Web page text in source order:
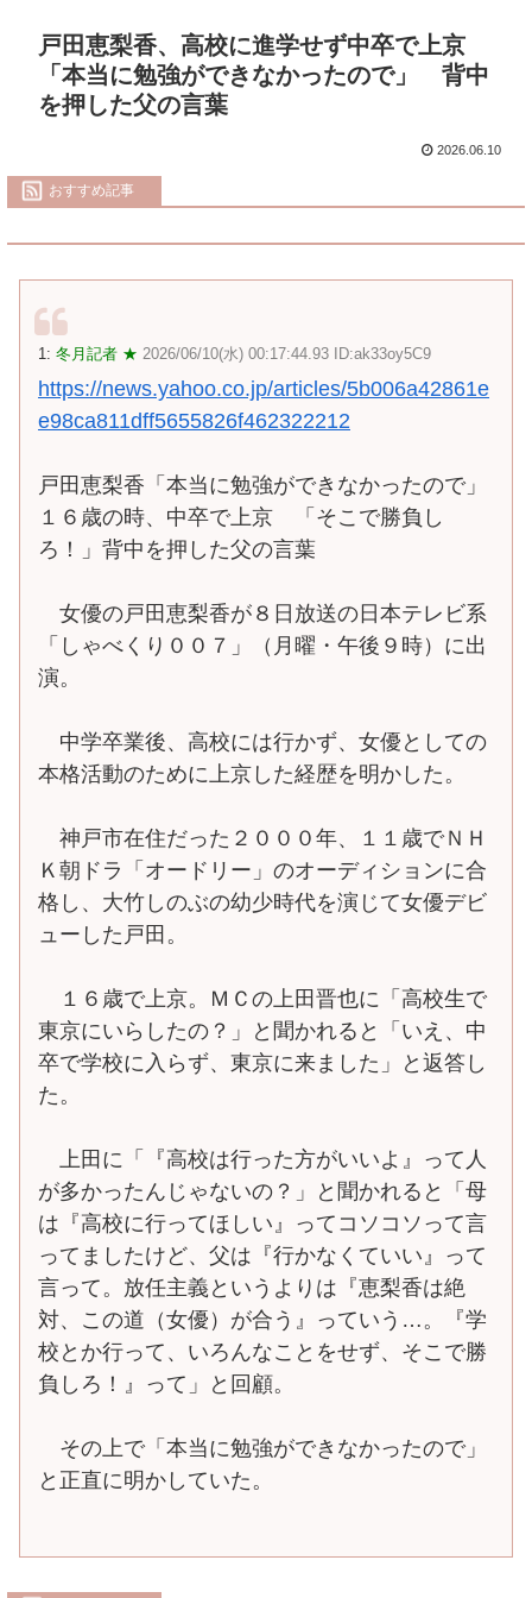
戸田恵梨香、高校に進学せず中卒で上京
「本当に勉強ができなかったので」 背中
を押した父の言葉
2026.06.10
おすすめ記事
1: 冬月記者 ★ 2026/06/10(水) 00:17:44.93 ID:ak33oy5C9
https://news.yahoo.co.jp/articles/5b006a42861e
e98ca811dff5655826f462322212
戸田恵梨香「本当に勉強ができなかったので」
１６歳の時、中卒で上京 「そこで勝負し
ろ！」背中を押した父の言葉
女優の戸田恵梨香が８日放送の日本テレビ系
「しゃべくり００７」（月曜・午後９時）に出
演。
中学卒業後、高校には行かず、女優としての
本格活動のために上京した経歴を明かした。
神戸市在住だった２０００年、１１歳でＮＨ
Ｋ朝ドラ「オードリー」のオーディションに合
格し、大竹しのぶの幼少時代を演じて女優デビ
ューした戸田。
１６歳で上京。ＭＣの上田晋也に「高校生で
東京にいらしたの？」と聞かれると「いえ、中
卒で学校に入らず、東京に来ました」と返答し
た。
上田に「『高校は行った方がいいよ』って人
が多かったんじゃないの？」と聞かれると「母
は『高校に行ってほしい』ってコソコソって言
ってましたけど、父は『行かなくていい』って
言って。放任主義というよりは『恵梨香は絶
対、この道（女優）が合う』っていう…。『学
校とか行って、いろんなことをせず、そこで勝
負しろ！』って」と回顧。
その上で「本当に勉強ができなかったので」
と正直に明かしていた。